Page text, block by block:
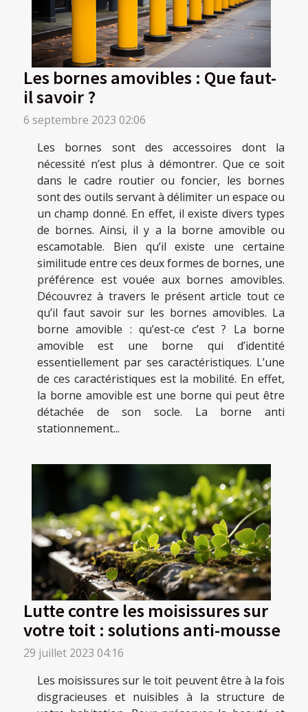
Les bornes amovibles : Que faut-
il savoir ?
6 septembre 2023 02:06
Les bornes sont des accessoires dont la
nécessité n’est plus à démontrer. Que ce soit
dans le cadre routier ou foncier, les bornes
sont des outils servant à délimiter un espace ou
un champ donné. En effet, il existe divers types
de bornes. Ainsi, il y a la borne amovible ou
escamotable. Bien qu’il existe une certaine
similitude entre ces deux formes de bornes, une
préférence est vouée aux bornes amovibles.
Découvrez à travers le présent article tout ce
qu’il faut savoir sur les bornes amovibles. La
borne amovible : qu’est-ce c’est ? La borne
amovible est une borne qui d’identité
essentiellement par ses caractéristiques. L’une
de ces caractéristiques est la mobilité. En effet,
la borne amovible est une borne qui peut être
détachée de son socle. La borne anti
stationnement...
Lutte contre les moisissures sur
votre toit : solutions anti-mousse
29 juillet 2023 04:16
Les moisissures sur le toit peuvent être à la fois
disgracieuses et nuisibles à la structure de